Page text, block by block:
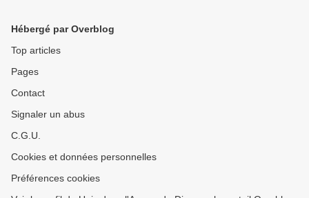
Hébergé par Overblog
Top articles
Pages
Contact
Signaler un abus
C.G.U.
Cookies et données personnelles
Préférences cookies